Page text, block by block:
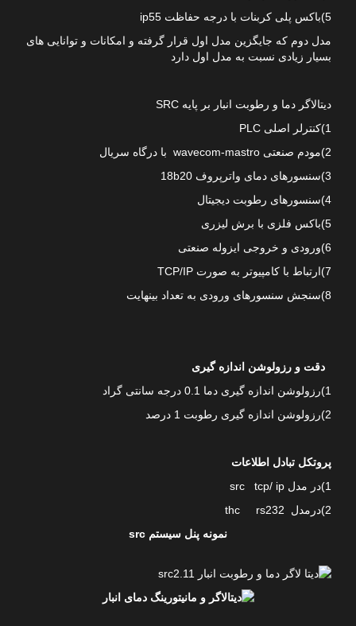
5)باکس پلی کربنات با درجه حفاظت ip55
مدل دوم که جایگزین مدل اول قرار گرفته و امکانات و توانایی های
بسیار زیادی نسبت به مدل اول دارد
دیتالاگر دما و رطوبت انبار بر پایه SRC
1)کنترلر اصلی PLC
2)مودم صنعتی wavecom-mastro با درگاه سریال
3)سنسورهای دمای واترپروف 18b20
4)سنسورهای رطوبت دیجیتال
5)باکس فلزی با برش لیزری
6)ورودی و خروجی ایزوله صنعتی
7)ارتباط با کامپیوتر به صورت TCP/IP
8)سنجش سنسورهای ورودی به تعداد بینهایت
دقت و رزولوشن اندازه گیری
1)رزولوشن اندازه گیری دما 0.1 درجه سانتی گراد
2)رزولوشن اندازه گیری رطوبت 1 درصد
پروتکل تبادل اطلاعات
1)در مدل src tcp/ ip
2)درمدل thc rs232
نمونه پنل سیستم src